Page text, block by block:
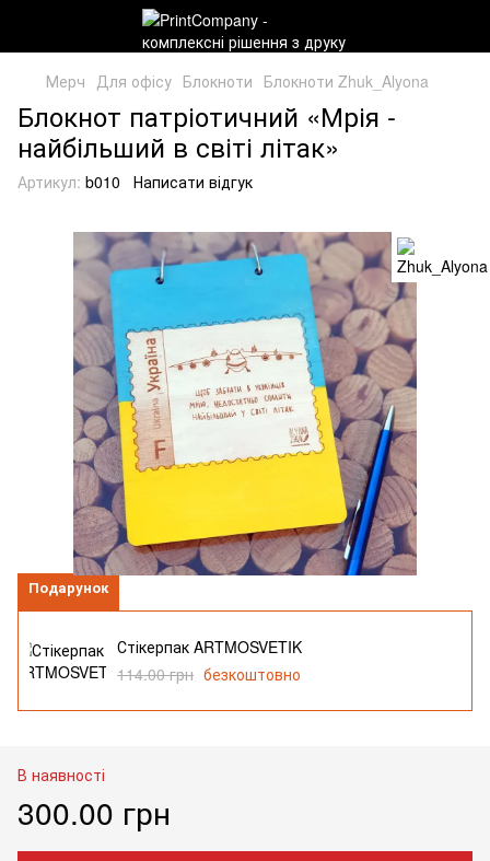
Мерч Для офісу Блокноти Блокноти Zhuk_Alyona
Блокнот патріотичний «Мрія -
найбільший в світі літак»
Артикул: b010 Написати відгук
Подарунок
Стікерпак ARTMOSVETIK
114.00 грн безкоштовно
В наявності
300.00 грн